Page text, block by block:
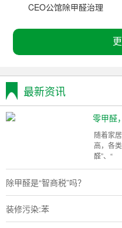
CEO公馆除甲醛治理
最新资讯
零甲醛
随着家
高，各
醛”、“
除甲醛是“智商税”吗？
装修污染:苯